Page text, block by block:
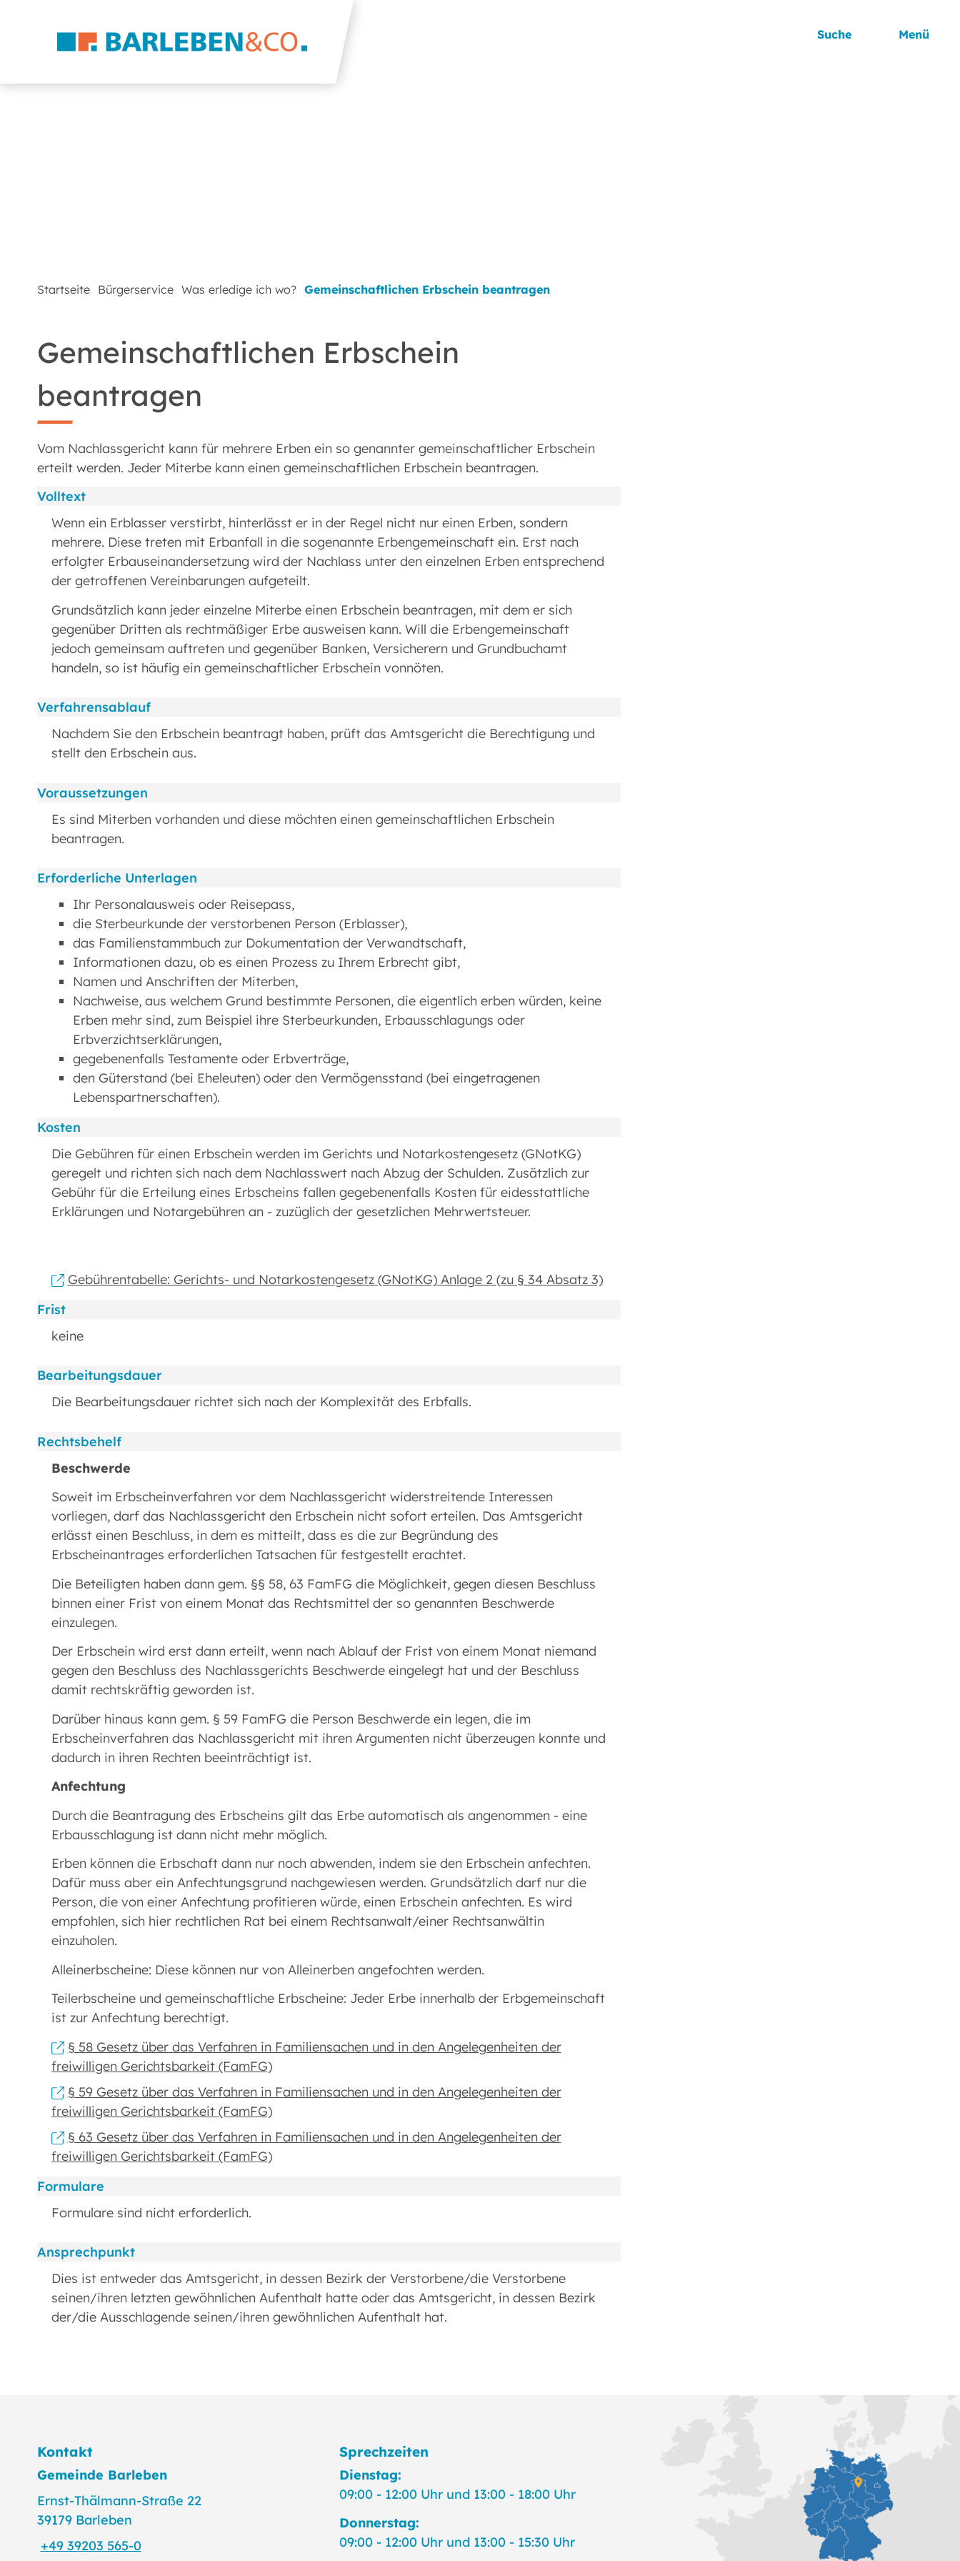
Suche Menü
Startseite Bürgerservice Was erledige ich wo? Gemeinschaftlichen Erbschein beantragen
Gemeinschaftlichen Erbschein
beantragen
Vom Nachlassgericht kann für mehrere Erben ein so genannter gemeinschaftlicher Erbschein
erteilt werden. Jeder Miterbe kann einen gemeinschaftlichen Erbschein beantragen.
Volltext
Wenn ein Erblasser verstirbt, hinterlässt er in der Regel nicht nur einen Erben, sondern
mehrere. Diese treten mit Erbanfall in die sogenannte Erbengemeinschaft ein. Erst nach
erfolgter Erbauseinandersetzung wird der Nachlass unter den einzelnen Erben entsprechend
der getroffenen Vereinbarungen aufgeteilt.
Grundsätzlich kann jeder einzelne Miterbe einen Erbschein beantragen, mit dem er sich
gegenüber Dritten als rechtmäßiger Erbe ausweisen kann. Will die Erbengemeinschaft
jedoch gemeinsam auftreten und gegenüber Banken, Versicherern und Grundbuchamt
handeln, so ist häufig ein gemeinschaftlicher Erbschein vonnöten.
Verfahrensablauf
Nachdem Sie den Erbschein beantragt haben, prüft das Amtsgericht die Berechtigung und
stellt den Erbschein aus.
Voraussetzungen
Es sind Miterben vorhanden und diese möchten einen gemeinschaftlichen Erbschein
beantragen.
Erforderliche Unterlagen
Ihr Personalausweis oder Reisepass,
die Sterbeurkunde der verstorbenen Person (Erblasser),
das Familienstammbuch zur Dokumentation der Verwandtschaft,
Informationen dazu, ob es einen Prozess zu Ihrem Erbrecht gibt,
Namen und Anschriften der Miterben,
Nachweise, aus welchem Grund bestimmte Personen, die eigentlich erben würden, keine
Erben mehr sind, zum Beispiel ihre Sterbeurkunden, Erbausschlagungs oder
Erbverzichtserklärungen,
gegebenenfalls Testamente oder Erbverträge,
den Güterstand (bei Eheleuten) oder den Vermögensstand (bei eingetragenen
Lebenspartnerschaften).
Kosten
Die Gebühren für einen Erbschein werden im Gerichts und Notarkostengesetz (GNotKG)
geregelt und richten sich nach dem Nachlasswert nach Abzug der Schulden. Zusätzlich zur
Gebühr für die Erteilung eines Erbscheins fallen gegebenenfalls Kosten für eidesstattliche
Erklärungen und Notargebühren an - zuzüglich der gesetzlichen Mehrwertsteuer.
Gebührentabelle: Gerichts- und Notarkostengesetz (GNotKG) Anlage 2 (zu § 34 Absatz 3)
Frist
keine
Bearbeitungsdauer
Die Bearbeitungsdauer richtet sich nach der Komplexität des Erbfalls.
Rechtsbehelf
Beschwerde
Soweit im Erbscheinverfahren vor dem Nachlassgericht widerstreitende Interessen
vorliegen, darf das Nachlassgericht den Erbschein nicht sofort erteilen. Das Amtsgericht
erlässt einen Beschluss, in dem es mitteilt, dass es die zur Begründung des
Erbscheinantrages erforderlichen Tatsachen für festgestellt erachtet.
Die Beteiligten haben dann gem. §§ 58, 63 FamFG die Möglichkeit, gegen diesen Beschluss
binnen einer Frist von einem Monat das Rechtsmittel der so genannten Beschwerde
einzulegen.
Der Erbschein wird erst dann erteilt, wenn nach Ablauf der Frist von einem Monat niemand
gegen den Beschluss des Nachlassgerichts Beschwerde eingelegt hat und der Beschluss
damit rechtskräftig geworden ist.
Darüber hinaus kann gem. § 59 FamFG die Person Beschwerde ein legen, die im
Erbscheinverfahren das Nachlassgericht mit ihren Argumenten nicht überzeugen konnte und
dadurch in ihren Rechten beeinträchtigt ist.
Anfechtung
Durch die Beantragung des Erbscheins gilt das Erbe automatisch als angenommen - eine
Erbausschlagung ist dann nicht mehr möglich.
Erben können die Erbschaft dann nur noch abwenden, indem sie den Erbschein anfechten.
Dafür muss aber ein Anfechtungsgrund nachgewiesen werden. Grundsätzlich darf nur die
Person, die von einer Anfechtung profitieren würde, einen Erbschein anfechten. Es wird
empfohlen, sich hier rechtlichen Rat bei einem Rechtsanwalt/einer Rechtsanwältin
einzuholen.
Alleinerbscheine: Diese können nur von Alleinerben angefochten werden.
Teilerbscheine und gemeinschaftliche Erbscheine: Jeder Erbe innerhalb der Erbgemeinschaft
ist zur Anfechtung berechtigt.
§ 58 Gesetz über das Verfahren in Familiensachen und in den Angelegenheiten der
freiwilligen Gerichtsbarkeit (FamFG)
§ 59 Gesetz über das Verfahren in Familiensachen und in den Angelegenheiten der
freiwilligen Gerichtsbarkeit (FamFG)
§ 63 Gesetz über das Verfahren in Familiensachen und in den Angelegenheiten der
freiwilligen Gerichtsbarkeit (FamFG)
Formulare
Formulare sind nicht erforderlich.
Ansprechpunkt
Dies ist entweder das Amtsgericht, in dessen Bezirk der Verstorbene/die Verstorbene
seinen/ihren letzten gewöhnlichen Aufenthalt hatte oder das Amtsgericht, in dessen Bezirk
der/die Ausschlagende seinen/ihren gewöhnlichen Aufenthalt hat.
Kontakt
Gemeinde Barleben
Ernst-Thälmann-Straße 22
39179 Barleben
+49 39203 565-0
Sprechzeiten
Dienstag:
09:00 - 12:00 Uhr und 13:00 - 18:00 Uhr
Donnerstag:
09:00 - 12:00 Uhr und 13:00 - 15:30 Uhr